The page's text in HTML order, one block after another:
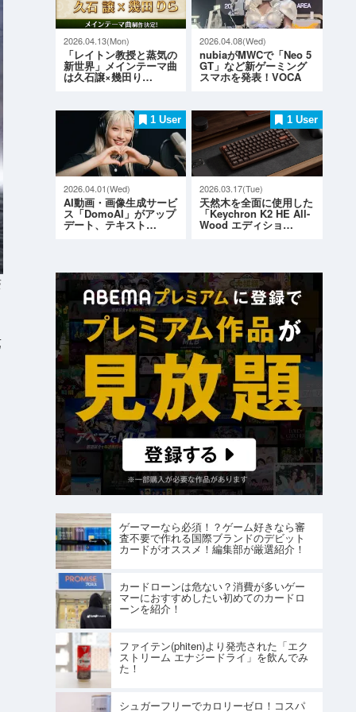
2026.04.13(Mon)
「レイトン教授と蒸気の
新世界」メインテーマ曲
は久石譲×幾田り…
2026.04.08(Wed)
nubiaがMWCで「Neo 5
GT」など新ゲーミング
スマホを発表！VOCA
1 User
2026.04.01(Wed)
AI動画・画像生成サービ
ス「DomoAI」がアップ
デート、テキスト…
1 User
2026.03.17(Tue)
天然木を全面に使用した
「Keychron K2 HE All-
Wood エディショ…
ゲーマーなら必須！？ゲーム好きなら審
査不要で作れる国際ブランドのデビット
カードがオススメ！編集部が厳選紹介！
カードローンは危ない？消費が多いゲー
マーにおすすめしたい初めてのカードロ
ーンを紹介！
ファイテン(phiten)より発売された「エク
ストリーム エナジードライ」を飲んでみ
た！
シュガーフリーでカロリーゼロ！コスパ